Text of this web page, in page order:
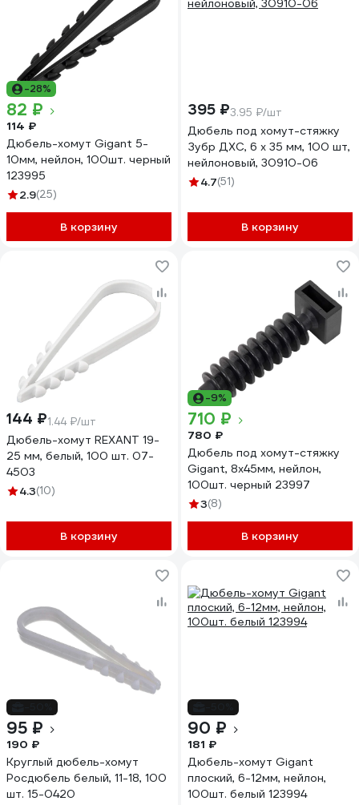
-28%
82 ₽
114 ₽
Дюбель-хомут Gigant 5-
10мм, нейлон, 100шт. черный
123995
2.9(25)
В корзину
395 ₽3.95 ₽/шт
Дюбель под хомут-стяжку
Зубр ДХС, 6 x 35 мм, 100 шт,
нейлоновый, 30910-06
4.7(51)
В корзину
144 ₽1.44 ₽/шт
Дюбель-хомут REXANT 19-
25 мм, белый, 100 шт. 07-
4503
4.3(10)
В корзину
-9%
710 ₽
780 ₽
Дюбель под хомут-стяжку
Gigant, 8x45мм, нейлон,
100шт. черный 23997
3(8)
В корзину
95 ₽
190 ₽
Круглый дюбель-хомут
Росдюбель белый, 11-18, 100
шт. 15-0420
90 ₽
181 ₽
Дюбель-хомут Gigant
плоский, 6-12мм, нейлон,
100шт. белый 123994